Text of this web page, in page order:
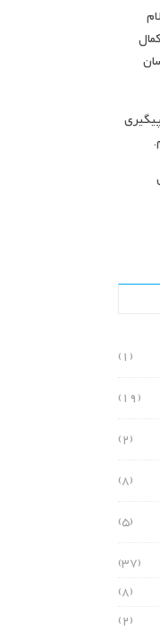
(1)
(19)
(2)
(8)
(5)
(37)
(8)
(2)